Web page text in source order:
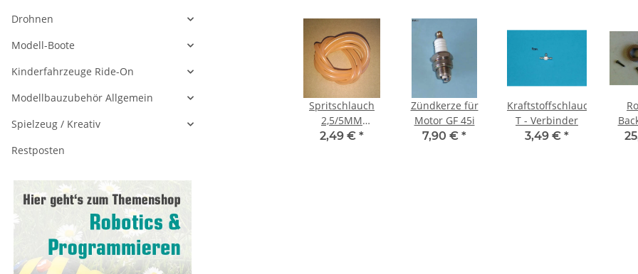
Spritschlauch
2,5/5MM
ORANGE
2,49 € *
Zündkerze für
Motor GF 45i
7,90 € *
Kraftstoffschlauch
T - Verbinder
3,49 € *
Drohnen
Modell-Boote
Kinderfahrzeuge Ride-On
Modellbauzubehör Allgemein
Spielzeug / Kreativ
Restposten